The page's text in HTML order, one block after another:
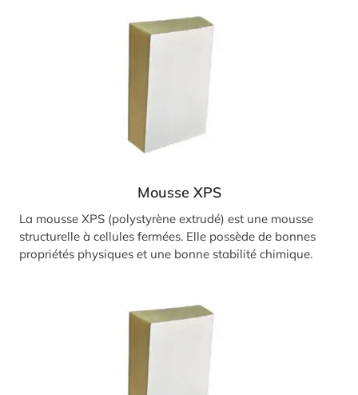
Mousse XPS
La mousse XPS (polystyrène extrudé) est une mousse
structurelle à cellules fermées. Elle possède de bonnes
propriétés physiques et une bonne stabilité chimique.